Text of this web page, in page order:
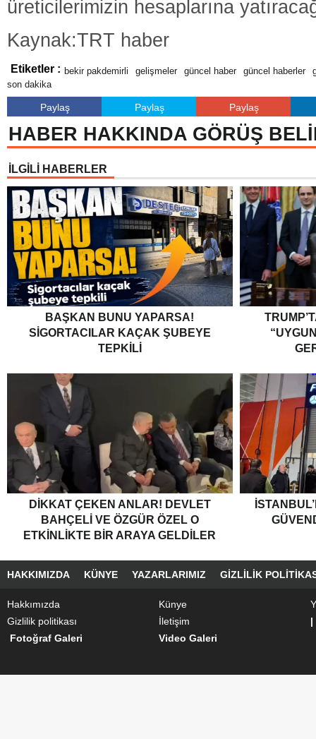
üreticilerimizin hesaplarına
Kaynak:TRT haber
Etiketler : bekir pakdemirli gelişmeler güncel haber güncel haberler
son dakika
Paylaş Paylaş Paylaş
HABER HAKKINDA GÖRÜŞ
İLGİLİ HABERLER
BAŞKAN BUNU YAPARSA!
SIGORTACILAR KAÇAK ŞUBEYE
TEPKILI
DIKKAT ÇEKEN ANLAR! DEVLET
BAHÇELI VE ÖZGÜR ÖZEL O
ETKINLIKTE BIR ARAYA GELDILER
HAKKIMIZDA KÜNYE YAZARLARIMIZ GIZLILIK
Hakkımızda Künye
Gizlilik politikası
İletişim
|
Fotoğraf Galeri
Video Galeri